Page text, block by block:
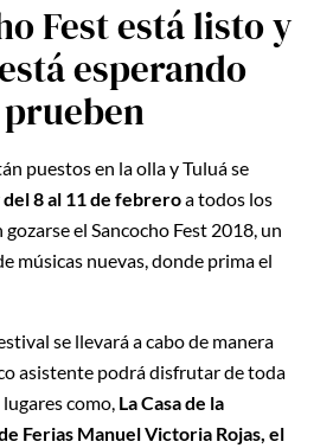
Fest está listo y
esperando
prueben
puestos en la olla y Tuluá se
del 8 al 11 de febreroa todos los
el Sancocho Fest 2018, un
músicas nuevas, donde prima el
se llevará a cabo de manera
asistente podrá disfrutar de toda
como, La Casa de la
Ferias Manuel Victoria Rojas, el